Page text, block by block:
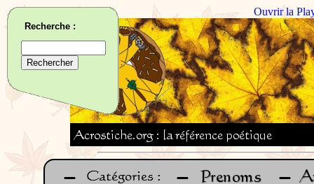
Ouvrir la
Recherche :